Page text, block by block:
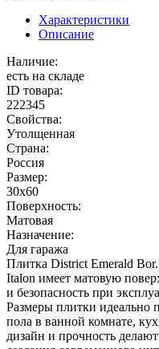
Характеристики
Описание
Наличие:
есть на складе
ID товара:
222345
Свойства:
Утолщенная
Страна:
Россия
Размер:
30x60
Поверхность:
Матовая
Назначение:
Для гаража
Плитка District Emerald
Italon имеет матовую
и безопасность при
Размеры плитки идеально
пола в ванной комнате,
дизайн и прочность